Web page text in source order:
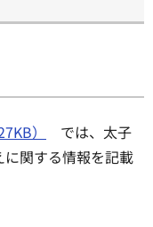
）
では、太子
関する情報を記載